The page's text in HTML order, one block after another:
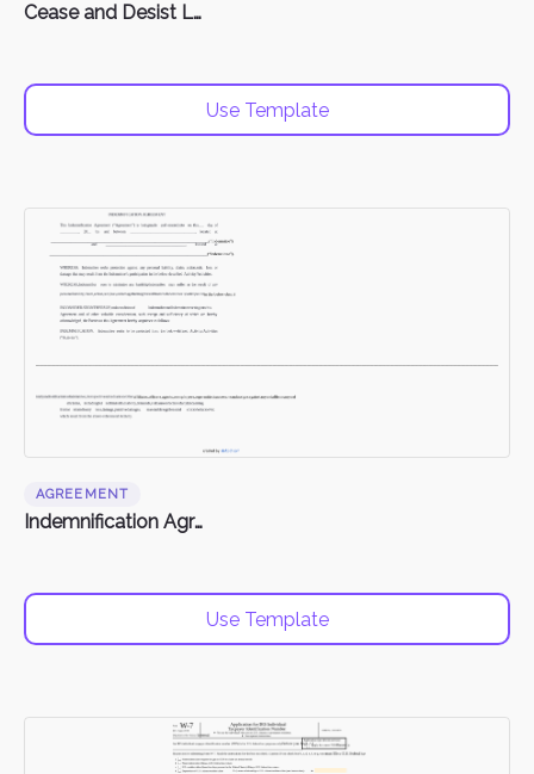
Cease and Desist Letter
Use Template
AGREEMENT
Indemnification Agreement
Use Template